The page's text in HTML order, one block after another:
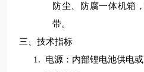
防尘、防腐一体机箱
带。
三、技术指标
1.
电源：内部锂电池供电